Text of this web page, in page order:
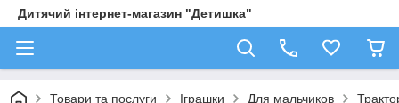
Дитячий інтернет-магазин "Детишка"
Товари та послуги Іграшки Для мальчиков